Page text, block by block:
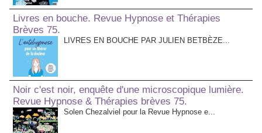
Livres en bouche. Revue Hypnose et Thérapies
Brèves 75.
LIVRES EN BOUCHE PAR JULIEN BETBÈZE...
Noir c'est noir, enquête d'une microscopique lumière.
Revue Hypnose & Thérapies brèves 75.
Solen Chezalviel pour la Revue Hypnose e...